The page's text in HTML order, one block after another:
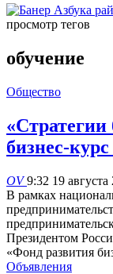
просмотр тегов
обучение
Общество
«Стратегии
бизнес-
OV9:32 19 августа
В рамках
Президентом
«Фонд развития
Объявления